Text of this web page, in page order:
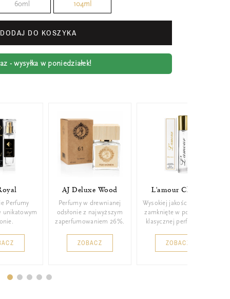
60ml 104ml
DODAJ DO KOSZYKA
- wysyłka w poniedziałek!
Perfumy
unikatowym
AJ Deluxe Wood
Perfumy w drewnianej
odsłonie z najwyższym
zaperfumowaniem 26%.
ZOBACZ
L'amour Classic
Wysokiej jakości perfumy
zamknięte w poręcznej,
klasycznej perfumetce.
ZOBACZ